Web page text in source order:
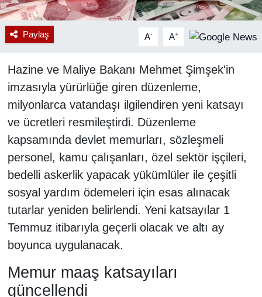
Paylaş A- A+
Hazine ve Maliye Bakanı Mehmet Şimşek'in
imzasıyla yürürlüğe giren düzenleme,
milyonlarca vatandaşı ilgilendiren yeni katsayı
ve ücretleri resmileştirdi. Düzenleme
kapsamında devlet memurları, sözleşmeli
personel, kamu çalışanları, özel sektör işçileri,
bedelli askerlik yapacak yükümlüler ile çeşitli
sosyal yardım ödemeleri için esas alınacak
tutarlar yeniden belirlendi. Yeni katsayılar 1
Temmuz itibarıyla geçerli olacak ve altı ay
boyunca uygulanacak.
Memur maaş katsayıları
güncellendi